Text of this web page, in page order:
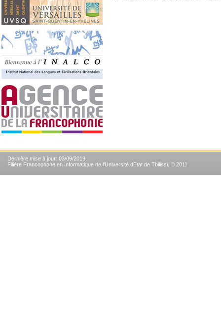
Dernière mise à jour: 03/09/2019
Filière Francophone en Informatique de l'Université dEtat de Tbilissi. © 2011